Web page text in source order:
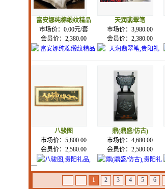
富安娜纯棉缎纹精品
市场价：0.00元/套
会员价：2,380.00
天润翡翠笔
市场价：3,980.00
会员价：2,380.00
八骏图
市场价：5,800.00
会员价：2,580.00
鼎(鼎盛/仿古)
市场价：4,680.00
会员价：2,580.00
1 2 3 4 5 6